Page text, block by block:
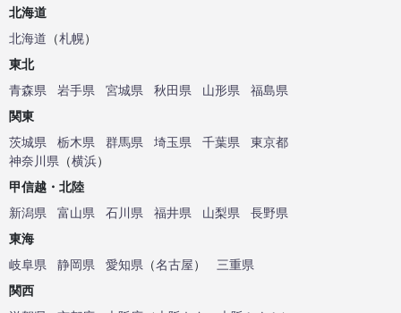
北海道
北海道 （札幌）
東北
青森県
岩手県 宮城県 秋田県 山形県
福島県
関東
茨城県
栃木県 群馬県 埼玉県 千葉県
東京都
神奈川県 （横浜）
甲信越・北陸
新潟県
富山県 石川県 福井県 山梨県
長野県
東海
岐阜県
静岡県 愛知県 （名古屋）
三重県
関西